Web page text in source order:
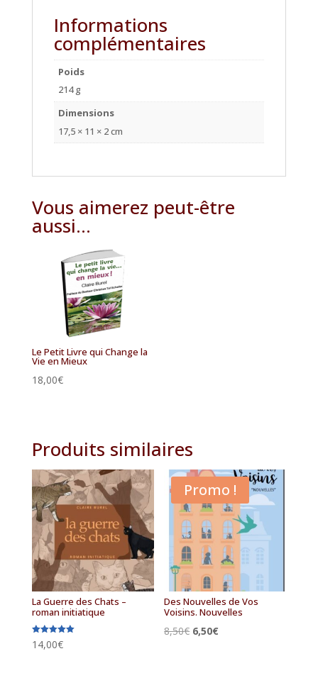
Informations
complémentaires
Poids
214 g
Dimensions
17,5 × 11 × 2 cm
Vous aimerez peut-être
aussi…
Le Petit Livre qui Change la
Vie en Mieux
18,00€
Produits similaires
La Guerre des Chats –
roman initiatique
Note
5.00
14,00€
Promo !
Des Nouvelles de Vos
Voisins. Nouvelles
8,50€ Le
6,50€Le